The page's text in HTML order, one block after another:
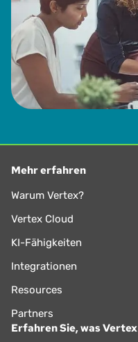
Mehr erfahren
Warum Vertex?
Vertex Cloud
KI-Fähigkeiten
Integrationen
Resources
Partners
Erfahren Sie, was